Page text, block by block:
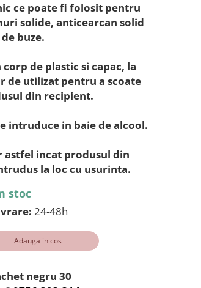
ce poate fi folosit pentru
solide, anticearcan solid
buze.
de plastic si capac, la
de utilizat pentru a scoate
din recipient.
intruduce in baie de alcool.
astfel incat produsul din
la loc cu usurinta.
stoc
24-48h
Adauga in cos
negru 30